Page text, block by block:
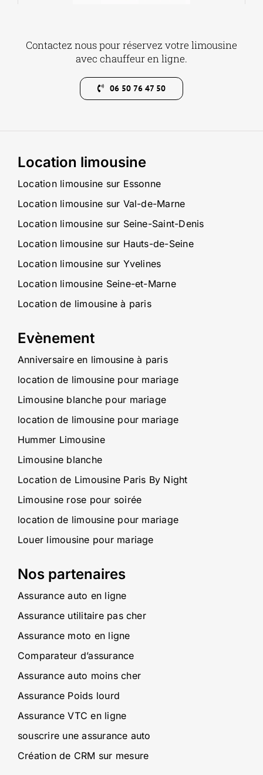
Contactez nous pour réservez votre limousine
avec chauffeur en ligne.
06 50 76 47 50
Location limousine
Location limousine sur Essonne
Location limousine sur Val-de-Marne
Location limousine sur Seine-Saint-Denis
Location limousine sur Hauts-de-Seine
Location limousine sur Yvelines
Location limousine Seine-et-Marne
Location de limousine à paris
Evènement
Anniversaire en limousine à paris
location de limousine pour mariage
Limousine blanche pour mariage
location de limousine pour mariage
Hummer Limousine
Limousine blanche
Location de Limousine Paris By Night
Limousine rose pour soirée
location de limousine pour mariage
Louer limousine pour mariage
Nos partenaires
Assurance auto en ligne
Assurance utilitaire pas cher
Assurance moto en ligne
Comparateur d’assurance
Assurance auto moins cher
Assurance Poids lourd
Assurance VTC en ligne
souscrire une assurance auto
Création de CRM sur mesure